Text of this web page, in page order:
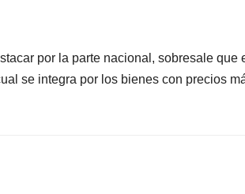
por la parte nacional, sobresale que
se integra por los bienes con precios